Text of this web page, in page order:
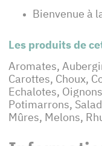
Bienvenue à
Les produits de
Aromates,
Carottes, Choux,
Echalotes,
Potimarrons,
Mûres, Melons,